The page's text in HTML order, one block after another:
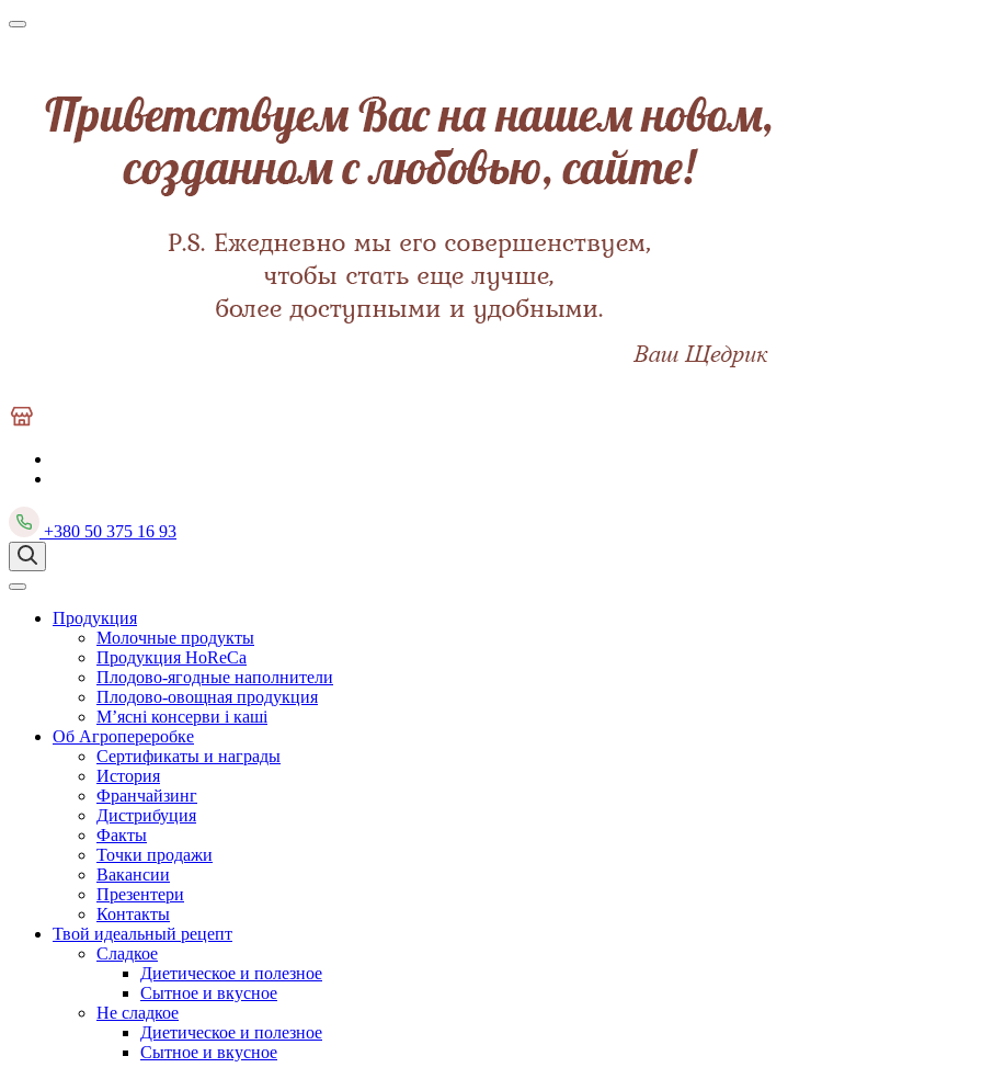
+380 50 375 16 93
Продукция
Mолочные продукты
Продукция HoReCa
Плодово-ягодные наполнители
Плодово-овощная продукция
М’ясні консерви і каші
Об Агропереробке
Сертификаты и награды
История
Франчайзинг
Дистрибуция
Факты
Точки продажи
Вакансии
Презентери
Контакты
Твой идеальный рецепт
Сладкое
Диетическое и полезное
Сытное и вкусное
Не сладкое
Диетическое и полезное
Сытное и вкусное